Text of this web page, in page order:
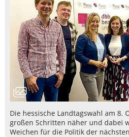
Die hessische Landtagswahl am 8.
großen Schritten näher und dabei
Weichen für die Politik der